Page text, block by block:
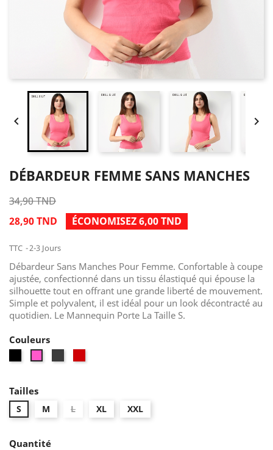
 
DÉBARDEUR FEMME SANS MANCHES
34,90 TND
28,90 TND
ÉCONOMISEZ 6,00 TND
TTC 2-3 Jours
Débardeur Sans Manches Pour Femme. Confortable à coupe
ajustée, confectionné dans un tissu élastiqué qui épouse la
silhouette tout en offrant une grande liberté de mouvement.
Simple et polyvalent, il est idéal pour un look décontracté au
quotidien. Le Mannequin Porte La Taille S.
Couleurs
Tailles
S M L XL XXL
Quantité